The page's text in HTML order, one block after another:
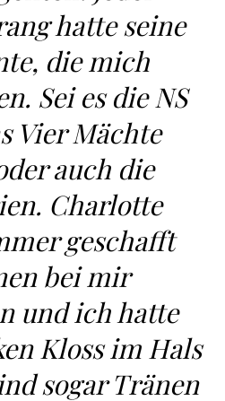
hatte seine
die mich
Sei es die NS
Vier Mächte
auch die
Charlotte
geschafft
bei mir
und ich hatte
Kloss im Hals
sogar Tränen